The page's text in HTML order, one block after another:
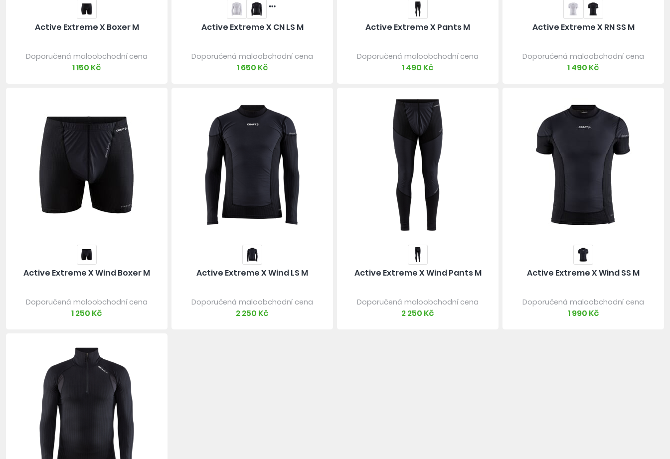
Active Extreme X Boxer M
Doporučená maloobchodní cena
1 150 Kč
Active Extreme X CN LS M
Doporučená maloobchodní cena
1 650 Kč
Active Extreme X Pants M
Doporučená maloobchodní cena
1 490 Kč
Active Extreme X RN SS M
Doporučená maloobchodní cena
1 490 Kč
Active Extreme X Wind Boxer M
Doporučená maloobchodní cena
1 250 Kč
Active Extreme X Wind LS M
Doporučená maloobchodní cena
2 250 Kč
Active Extreme X Wind Pants M
Doporučená maloobchodní cena
2 250 Kč
Active Extreme X Wind SS M
Doporučená maloobchodní cena
1 990 Kč